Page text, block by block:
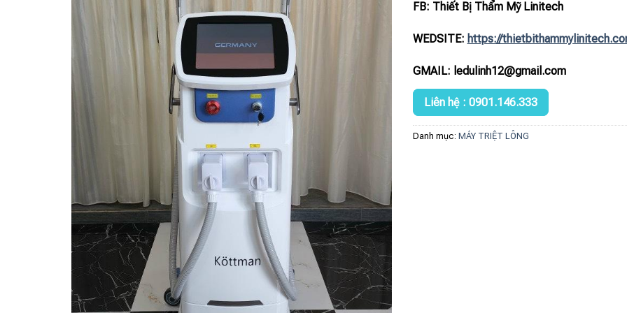
FB: Thiết Bị Thẩm Mỹ Linitech
WEDSITE: https://
GMAIL: ledulinh12@gmail.com
Liên hệ : 0901.146.333
Danh mục: MÁY TRIỆT LÔNG